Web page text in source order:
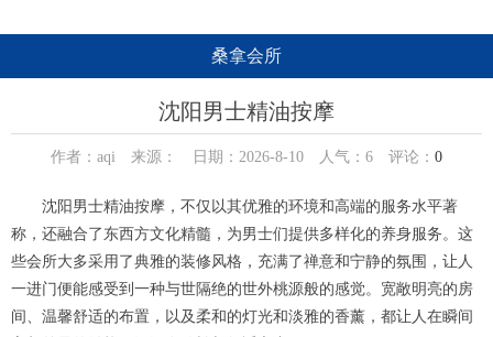
桑拿会所
沈阳男士精油按摩
作者：aqi 来源： 日期：2026-8-10 人气： 6 评论： 0
沈阳男士精油按摩，不仅以其优雅的环境和高端的服务水平著
称，还融合了东西方文化精髓，为男士们提供多样化的养身服务。这
些会所大多采用了典雅的装修风格，充满了禅意和宁静的氛围，让人
一进门便能感受到一种与世隔绝的世外桃源般的感觉。宽敞明亮的房
间、温馨舒适的布置，以及柔和的灯光和淡雅的香薰，都让人在瞬间